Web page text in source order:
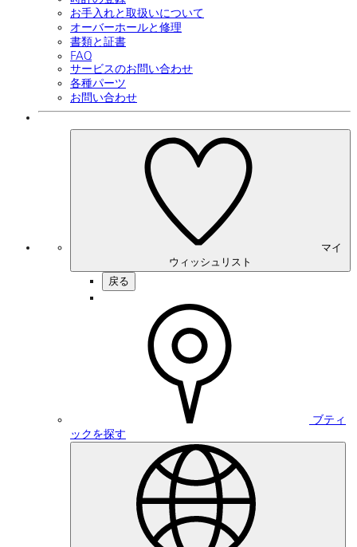
お手入れと取扱いについて
オーバーホールと修理
書類と証書
FAQ
サービスのお問い合わせ
各種パーツ
お問い合わせ
ウィッシュリスト
戻る
ブティ
ックを探す